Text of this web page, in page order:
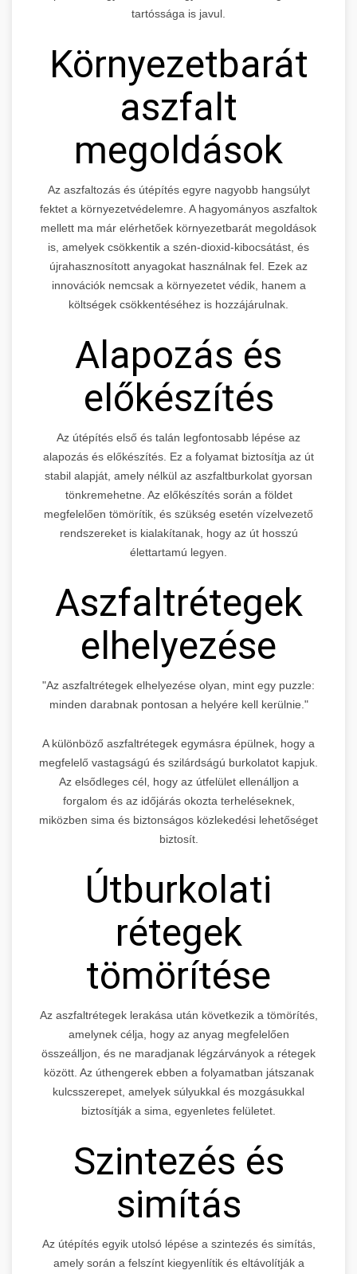
tartóssága is javul.
Környezetbarát
aszfalt
megoldások
Az aszfaltozás és útépítés egyre nagyobb hangsúlyt
fektet a környezetvédelemre. A hagyományos aszfaltok
mellett ma már elérhetőek környezetbarát megoldások
is, amelyek csökkentik a szén-dioxid-kibocsátást, és
újrahasznosított anyagokat használnak fel. Ezek az
innovációk nemcsak a környezetet védik, hanem a
költségek csökkentéséhez is hozzájárulnak.
Alapozás és
előkészítés
Az útépítés első és talán legfontosabb lépése az
alapozás és előkészítés. Ez a folyamat biztosítja az út
stabil alapját, amely nélkül az aszfaltburkolat gyorsan
tönkremehetne. Az előkészítés során a földet
megfelelően tömörítik, és szükség esetén vízelvezető
rendszereket is kialakítanak, hogy az út hosszú
élettartamú legyen.
Aszfaltrétegek
elhelyezése
"Az aszfaltrétegek elhelyezése olyan, mint egy puzzle:
minden darabnak pontosan a helyére kell kerülnie."
A különböző aszfaltrétegek egymásra épülnek, hogy a
megfelelő vastagságú és szilárdságú burkolatot kapjuk.
Az elsődleges cél, hogy az útfelület ellenálljon a
forgalom és az időjárás okozta terheléseknek,
miközben sima és biztonságos közlekedési lehetőséget
biztosít.
Útburkolati
rétegek
tömörítése
Az aszfaltrétegek lerakása után következik a tömörítés,
amelynek célja, hogy az anyag megfelelően
összeálljon, és ne maradjanak légzárványok a rétegek
között. Az úthengerek ebben a folyamatban játszanak
kulcsszerepet, amelyek súlyukkal és mozgásukkal
biztosítják a sima, egyenletes felületet.
Szintezés és
simítás
Az útépítés egyik utolsó lépése a szintezés és simítás,
amely során a felszínt kiegyenlítik és eltávolítják a